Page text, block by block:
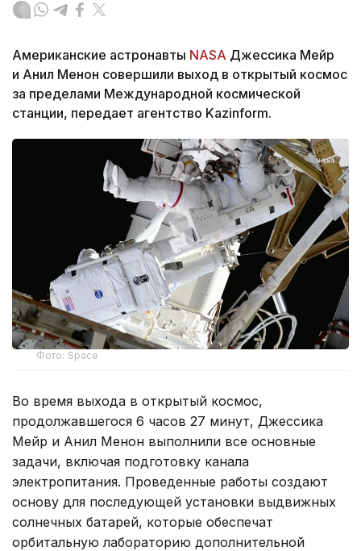
Американские астронавты NASA Джессика Мейр
и Анил Менон совершили выход в открытый космос
за пределами Международной космической
станции, передает агентство Kazinform.
Фото: Space
Во время выхода в открытый космос,
продолжавшегося 6 часов 27 минут, Джессика
Мейр и Анил Менон выполнили все основные
задачи, включая подготовку канала
электропитания. Проведенные работы создают
основу для последующей установки выдвижных
солнечных батарей, которые обеспечат
орбитальную лабораторию дополнительной